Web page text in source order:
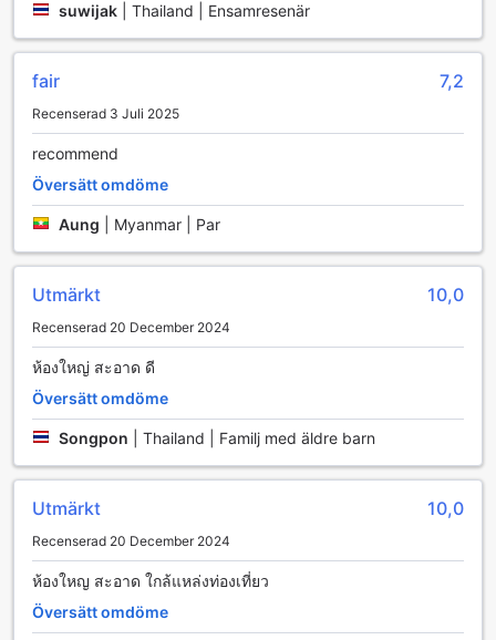
suwijak Thailand | Ensamresenär
fair 7,2
Recenserad 3 Juli 2025
recommend
Översätt omdöme
Aung Myanmar | Par
Utmärkt 10,0
Recenserad 20 December 2024
ห้องใหญ่ สะอาด ดี
Översätt omdöme
Songpon Thailand | Familj med äldre barn
Utmärkt 10,0
Recenserad 20 December 2024
ห้องใหญ สะอาด ใกล้แหล่งท่องเที่ยว
Översätt omdöme